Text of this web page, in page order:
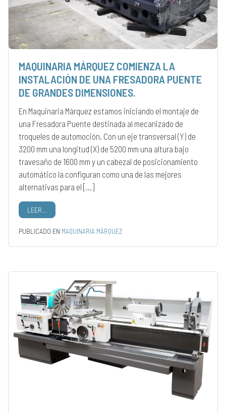
MAQUINARIA MÁRQUEZ COMIENZA LA
INSTALACIÓN DE UNA FRESADORA PUENTE
DE GRANDES DIMENSIONES.
En Maquinaria Márquez estamos iniciando el montaje de
una Fresadora Puente destinada al mecanizado de
troqueles de automoción. Con un eje transversal (Y) de
3200 mm una longitud (X) de 5200 mm una altura bajo
travesaño de 1600 mm y un cabezal de posicionamiento
automático la configuran como una de las mejores
alternativas para el […]
LEER…
PUBLICADO EN MAQUINARIA MÁRQUEZ